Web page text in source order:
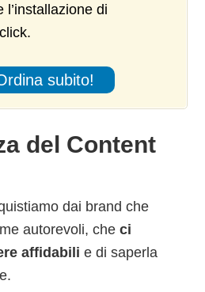
l’installazione di
subito!
del Content
dai brand che
autorevoli, che ci
affidabili e di saperla